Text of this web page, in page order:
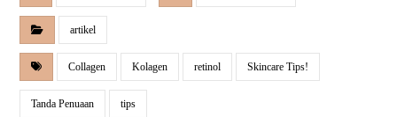
artikel
Collagen Kolagen retinol Skincare Tips!
Tanda Penuaan tips